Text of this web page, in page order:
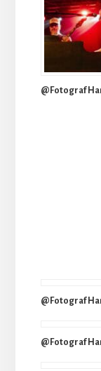
@Fotograf
@Fotograf
@Fotograf